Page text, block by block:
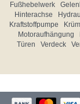
Fußhebelwerk
Hinterachse
Kraftstoffpumpe
Motoraufhängung
Türen
Verdeck